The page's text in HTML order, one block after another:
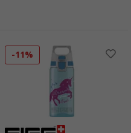
-11%